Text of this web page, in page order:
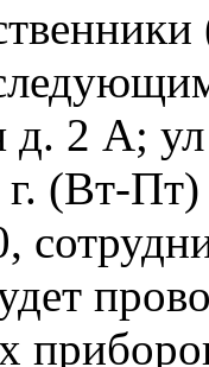
д. 2 А;
г. (Вт-Пт)